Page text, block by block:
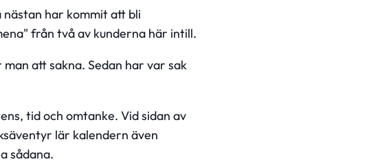
har kommit att bli
från två av kunderna här intill.
att sakna. Sedan har var sak
tid och omtanke. Vid sidan av
lär kalendern även
sådana.